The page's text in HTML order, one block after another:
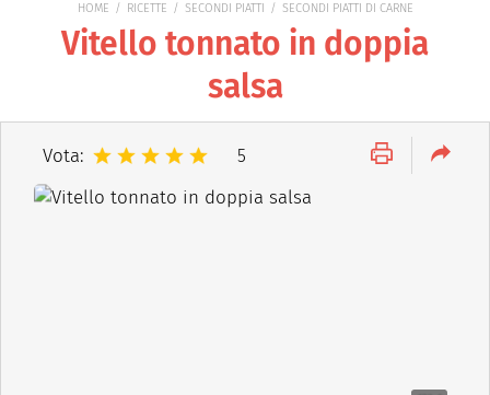
HOME RICETTE SECONDI PIATTI SECONDI PIATTI DI CARNE
Vitello tonnato in doppia
salsa
Vota: 5